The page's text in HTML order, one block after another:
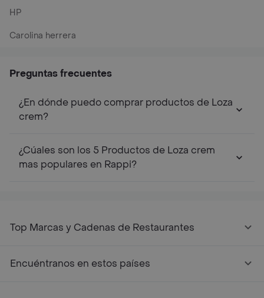
HP
Carolina herrera
Preguntas frecuentes
¿En dónde puedo comprar productos de Loza
crem?
¿Cúales son los 5 Productos de Loza crem
mas populares en Rappi?
Top Marcas y Cadenas de Restaurantes
Encuéntranos en estos países